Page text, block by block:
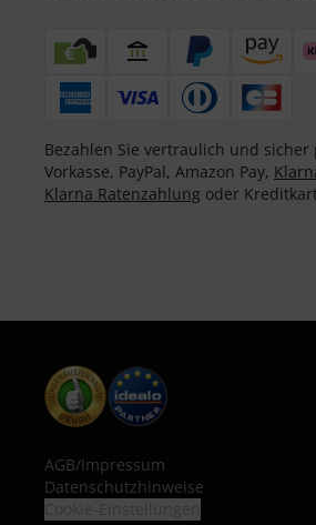
Bezahlen Sie vertraulich und sicher
Vorkasse, PayPal, Amazon Pay,
Klarna Ratenzahlung oder
AGB/Impressum
Datenschutzhinweise